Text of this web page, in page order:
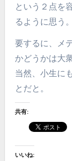
という２点を
るように思う。
要するに、メ
かどうかは大
当然、小生に
とだと。
共有:
いいね: